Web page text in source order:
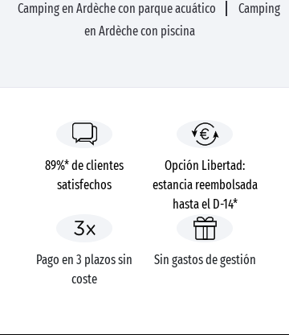
Camping en Ardèche con parque acuático
Camping
en Ardèche con piscina
89%* de clientes
satisfechos
Opción Libertad:
estancia reembolsada
hasta el D-14*
Pago en 3 plazos sin
coste
Sin gastos de gestión